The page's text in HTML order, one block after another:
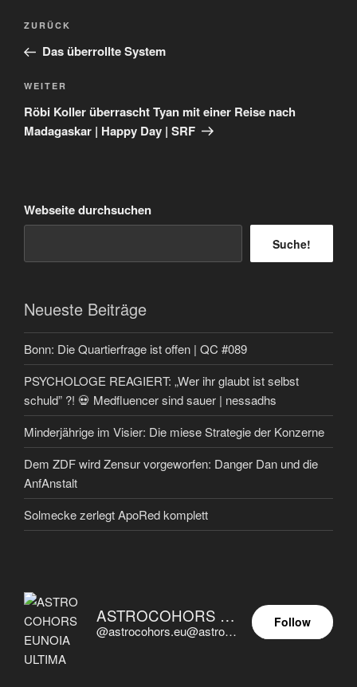
Beitragsnavigation
Vorheriger
Beitrag
ZURÜCK
Das überrollte System
Nächster
Beitrag
WEITER
Röbi Koller überrascht Tyan mit einer Reise nach
Madagaskar | Happy Day | SRF
Webseite durchsuchen
Suche!
Neueste Beiträge
Bonn: Die Quartierfrage ist offen | QC #089
PSYCHOLOGE REAGIERT: „Wer ihr glaubt ist selbst
schuld” ?! 💀 Medfluencer sind sauer | nessadhs
Minderjährige im Visier: Die miese Strategie der Konzerne
Dem ZDF wird Zensur vorgeworfen: Danger Dan und die
AnfAnstalt
Solmecke zerlegt ApoRed komplett
ASTROCOHORS EUNOIA ULTIMA
@astrocohors.eu@astrocohors.eu
Follow